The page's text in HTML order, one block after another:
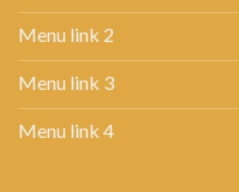
Menu link 2
Menu link 3
Menu link 4